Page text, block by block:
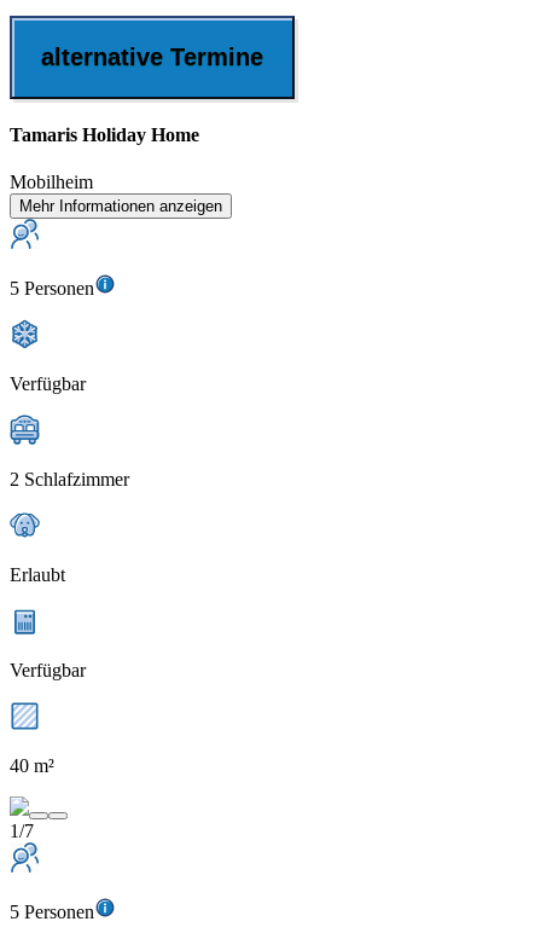
alternative Termine
Tamaris Holiday Home
Mobilheim
Mehr Informationen anzeigen
5 Personen
Verfügbar
2 Schlafzimmer
Erlaubt
Verfügbar
40 m²
1/7
5 Personen